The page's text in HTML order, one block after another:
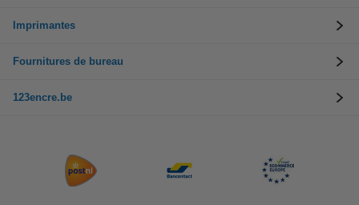
Imprimantes
Fournitures de bureau
123encre.be